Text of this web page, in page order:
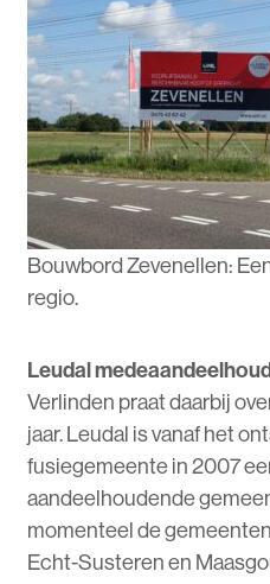
Bouwbord Zevenellen:
regio.
Leudal
Verlinden praat daarbij
jaar. Leudal is vanaf het
fusiegemeente in 2007
aandeelhoudende
momenteel de
Echt-Susteren en